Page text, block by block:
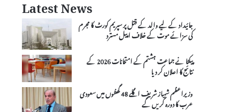
Latest News
جائیداد کے لیے والد کے قتل پر سپریم کورٹ کا مجرم
کی سزائے موت کے خلاف اپیل مسترد
پیکٹا نے جماعت ہشتم کے امتحانات 2026 کے
نتائج کا اعلان کر دیا
وزیراعظم شہباز شریف اگلے 48 گھنٹوں میں سعودی
عرب کا دورہ کریں گے